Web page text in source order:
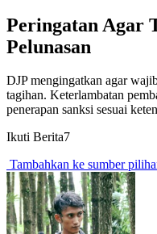
Peringatan Agar
Pelunasan
DJP mengingatkan agar
tagihan. Keterlambatan
penerapan sanksi sesuai
Ikuti Berita7
Tambahkan ke sumber